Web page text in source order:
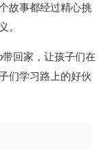
故事都经过精心挑
。
回家，让孩子们在
们学习路上的好伙